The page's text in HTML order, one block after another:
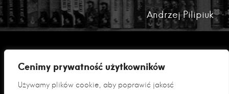
Cenimy prywatność użytkowników
Używamy plików cookie, aby poprawić jakość
Andrzej Pilipiuk